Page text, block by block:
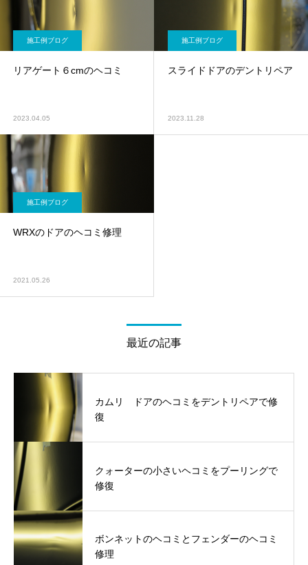
施工例ブログ
リアゲート６cmのヘコミ
2023.04.05
施工例ブログ
スライドドアのデントリペア
2023.11.28
施工例ブログ
WRXのドアのヘコミ修理
2021.05.26
最近の記事
カムリ ドアのヘコミをデントリペアで修
復
クォーターの小さいヘコミをプーリングで
修復
ボンネットのヘコミとフェンダーのヘコミ
修理